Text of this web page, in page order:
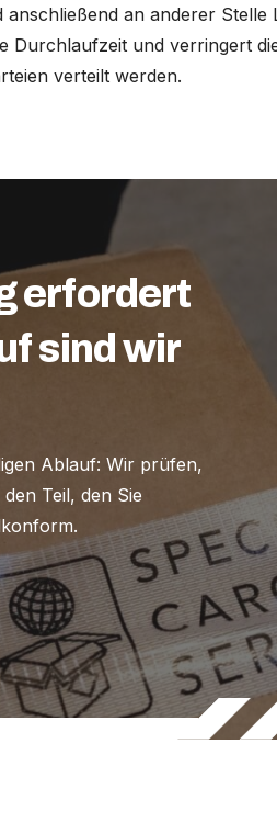
an anderer Stelle
Durchlaufzeit und verringert
verteilt werden.
erfordert
sind wir
Ablauf: Wir prüfen,
Teil, den Sie